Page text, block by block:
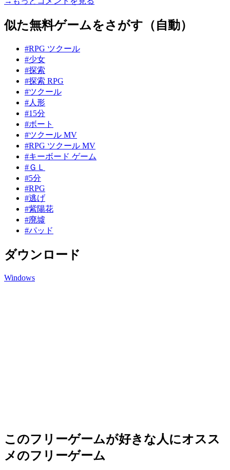
似た無料ゲームをさがす（自動）
#RPG ツクール
#少女
#探索
#探索 RPG
#ツクール
#人形
#15分
#ボート
#ツクール MV
#RPG ツクール MV
#キーボード ゲーム
#ＧＬ
#5分
#RPG
#逃げ
#紫陽花
#廃墟
#パッド
ダウンロード
Windows
このフリーゲームが好きな人にオスス
メのフリーゲーム